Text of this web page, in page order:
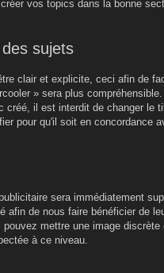
vos topics dans la bonne
sujets
clair et explicite, ceci afin de
» sera plus compréhensible.
créé, il est interdit de changer le
pour qu'il soit en concordance
sera immédiatement
afin de nous faire bénéficier de
mettre une image
à ce niveau.